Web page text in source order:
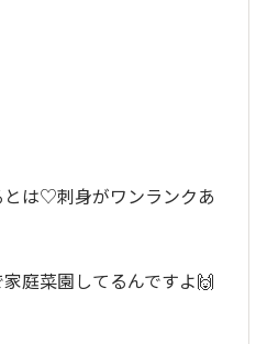
は♡刺身がワンランクあ
庭菜園してるんですよ🙌